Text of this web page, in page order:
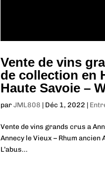
Vente de vins
de collection en
Haute Savoie –
parJML808 | Déc 1, 2022 |
Vente de vins grands crus a
Annecy le Vieux – Rhum ancien
L’abus...